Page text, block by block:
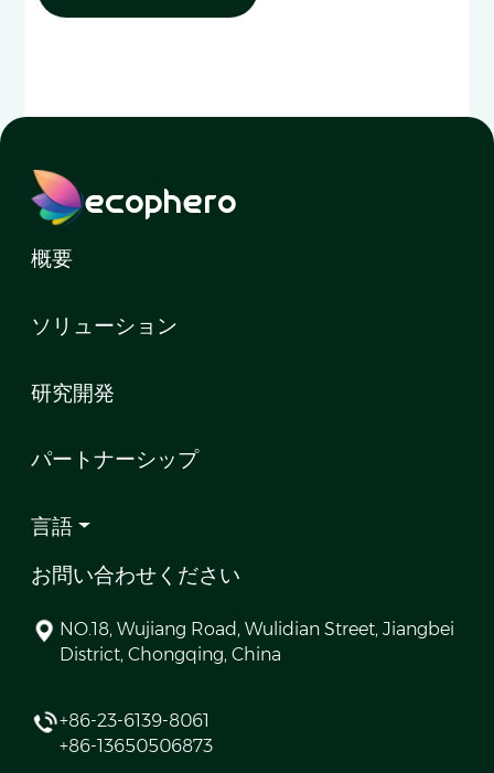
ecophero
概要
ソリューション
研究開発
パートナーシップ
言語
お問い合わせください
NO.18, Wujiang Road, Wulidian Street, Jiangbei
District, Chongqing, China
+86-23-6139-8061
+86-13650506873